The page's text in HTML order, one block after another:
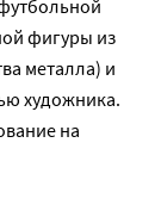
фигуры из
металла) и
художника.
на